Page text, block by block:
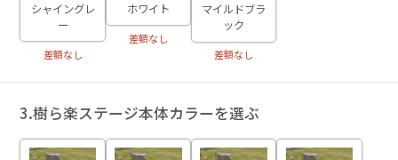
シャイングレ
ー
差額なし
ホワイト
差額なし
マイルドブラ
ック
差額なし
3.樹ら楽ステージ本体カラーを選ぶ